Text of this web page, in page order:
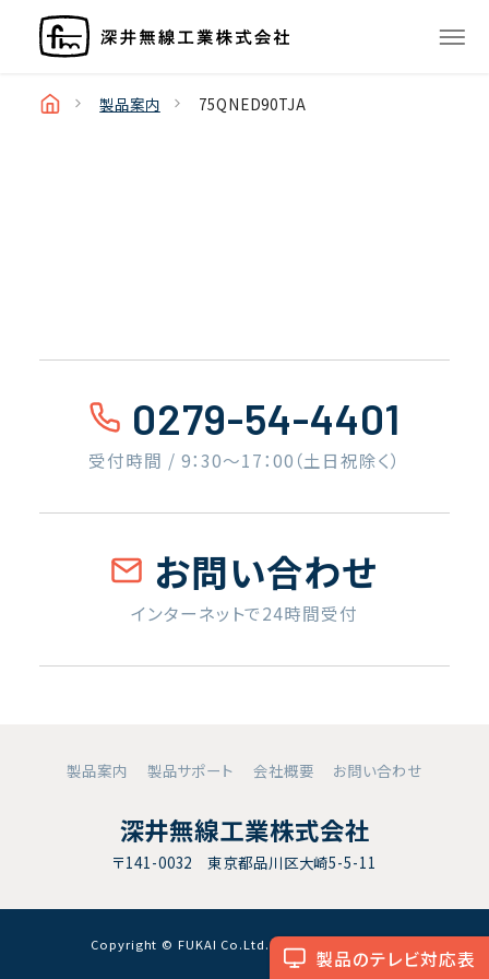
製品のテレビ対応表
製品案内 75QNED90TJA
0279-54-4401
受付時間 / 9：30〜17：00（土日祝除く）
お問い合わせ
インターネットで24時間受付
製品案内 製品サポート 会社概要 お問い合わせ
深井無線工業株式会社
〒141-0032 東京都品川区大崎5-5-11
Copyright © FUKAI Co.Ltd. All RightsReserved.